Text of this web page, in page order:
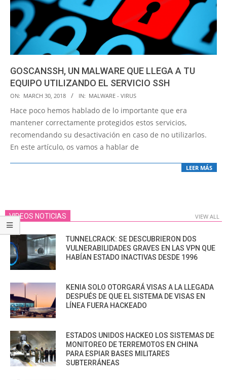
GOSCANSSH, UN MALWARE QUE LLEGA A TU
EQUIPO UTILIZANDO EL SERVICIO SSH
2018-
03-
30
ON: MARCH 30, 2018 IN: MALWARE - VIRUS
Hace poco hemos hablado de lo importante que era
mantener correctamente protegidos estos servicios,
recomendando su desactivación en caso de no utilizarlos.
En este artículo, os vamos a hablar de
LEER MÁS
VIDEOS NOTICIAS VIEW ALL
TUNNELCRACK: SE DESCUBRIERON DOS
VULNERABILIDADES GRAVES EN LAS VPN QUE
HABÍAN ESTADO INACTIVAS DESDE 1996
KENIA SOLO OTORGARÁ VISAS A LA LLEGADA
DESPUÉS DE QUE EL SISTEMA DE VISAS EN
LÍNEA FUERA HACKEADO
ESTADOS UNIDOS HACKEO LOS SISTEMAS DE
MONITOREO DE TERREMOTOS EN CHINA
PARA ESPIAR BASES MILITARES
SUBTERRÁNEAS